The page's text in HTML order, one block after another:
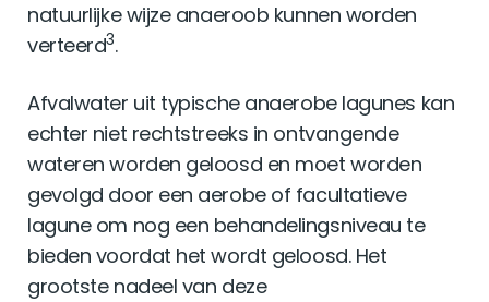
natuurlijke wijze anaeroob kunnen worden
verteerd3.
Afvalwater uit typische anaerobe lagunes kan
echter niet rechtstreeks in ontvangende
wateren worden geloosd en moet worden
gevolgd door een aerobe of facultatieve
lagune om nog een behandelingsniveau te
bieden voordat het wordt geloosd. Het
grootste nadeel van deze